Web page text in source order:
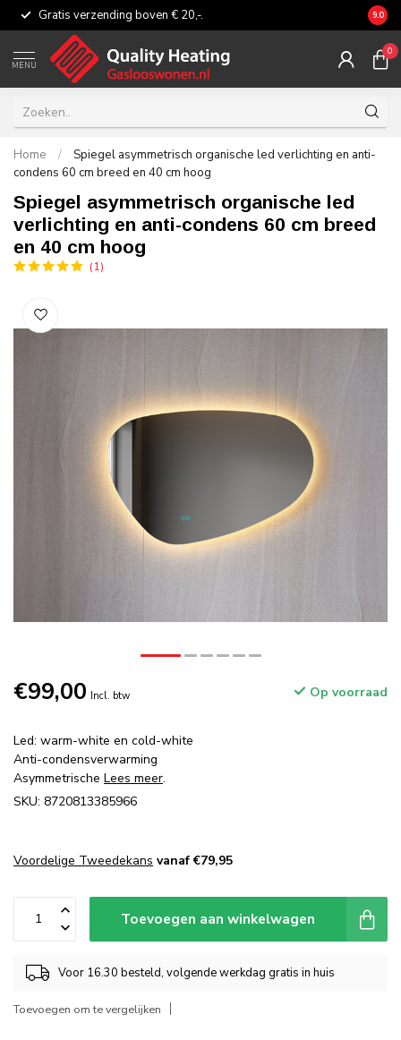
Gratis verzending boven € 20,-. 9.0
MENU
0
Home /
Spiegel asymmetrisch organische led verlichting en anti-
condens 60 cm breed en 40 cm hoog
Spiegel asymmetrisch organische led
verlichting en anti-condens 60 cm breed
en 40 cm hoog
(1)
€99,00 Incl. btw Op voorraad
Led: warm-white en cold-white
Anti-condensverwarming
Asymmetrische Lees meer.
SKU: 8720813385966
Voordelige Tweedekans vanaf €79,95
Toevoegen aan winkelwagen
Voor 16.30 besteld, volgende werkdag gratis in huis
Toevoegen om te vergelijken